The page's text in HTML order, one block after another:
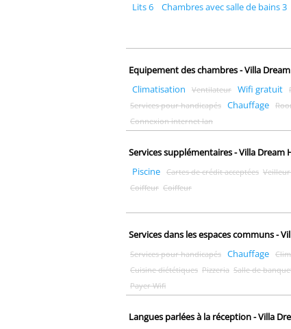
Lits 6
Chambres avec salle de bains 3
Equipement des chambres - Villa
Climatisation
Ventilateur Wifi gratuit
Services pour handicapés Chauffage
Connexion internet lan
Services supplémentaires - Villa Dream
Piscine Cartes de crédit acceptées
Coiffeur Coiffeur
Services dans les espaces communs -
Services pour handicapés Chauffage
Cuisine diététiques Pizzeria Salle de
Payer Wifi
Langues parlées à la réception - Villa